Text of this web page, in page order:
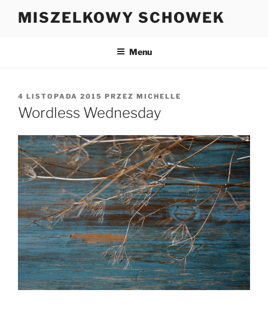
MISZELKOWY SCHOWEK
Menu
OPUBLIKOWANE
W
4 LISTOPADA 2015 PRZEZ MICHELLE
Wordless Wednesday